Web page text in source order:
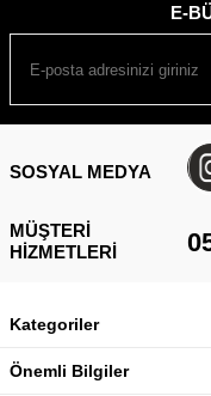
E-
SOSYAL MEDYA
MÜŞTERI
HIZMETLERI
Kategoriler
Önemli Bilgiler